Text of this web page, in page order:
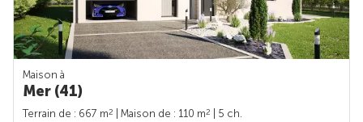
Maison à
Mer (41)
Terrain de : 667 m2 | Maison de : 110 m2
| 5 ch.